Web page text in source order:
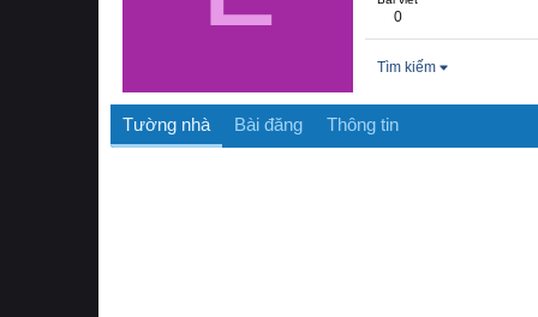
0
Tìm kiếm
Tường nhà Bài đăng Thông tin